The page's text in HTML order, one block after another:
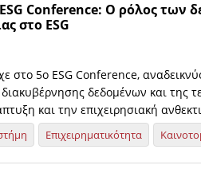
Conference: Ο ρόλος των
στο ESG
στο 5ο ESG Conference,
διακυβέρνησης δεδομένων και της
και την επιχειρησιακή
Επιχειρηματικότητα